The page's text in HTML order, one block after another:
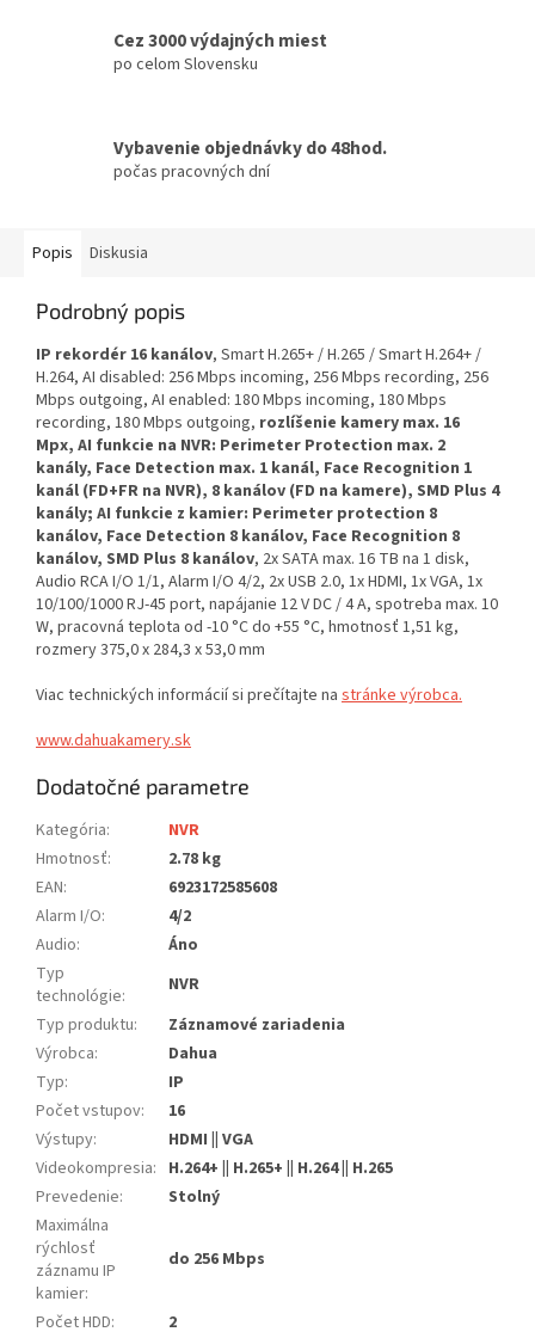
Cez 3000 výdajných miest
po celom Slovensku
Vybavenie objednávky do 48hod.
počas pracovných dní
Popis Diskusia
Podrobný popis
IP rekordér 16 kanálov, Smart H.265+ / H.265 / Smart H.264+ /
H.264, AI disabled: 256 Mbps incoming, 256 Mbps recording, 256
Mbps outgoing, AI enabled: 180 Mbps incoming, 180 Mbps
recording, 180 Mbps outgoing, rozlíšenie kamery max. 16
Mpx, AI funkcie na NVR: Perimeter Protection max. 2
kanály, Face Detection max. 1 kanál, Face Recognition 1
kanál (FD+FR na NVR), 8 kanálov (FD na kamere), SMD Plus 4
kanály; AI funkcie z kamier: Perimeter protection 8
kanálov, Face Detection 8 kanálov, Face Recognition 8
kanálov, SMD Plus 8 kanálov, 2x SATA max. 16 TB na 1 disk,
Audio RCA I/O 1/1, Alarm I/O 4/2, 2x USB 2.0, 1x HDMI, 1x VGA, 1x
10/100/1000 RJ-45 port, napájanie 12 V DC / 4 A, spotreba max. 10
W, pracovná teplota od -10 °C do +55 °C, hmotnosť 1,51 kg,
rozmery 375,0 x 284,3 x 53,0 mm
Viac technických informácií si prečítajte na stránke výrobca.
www.dahuakamery.sk
Dodatočné parametre
Kategória:
NVR
Hmotnosť:
2.78 kg
EAN:
6923172585608
Alarm I/O:
4/2
Audio:
Áno
Typ
technológie:
NVR
Typ produktu:
Záznamové zariadenia
Výrobca:
Dahua
Typ:
IP
Počet vstupov:
16
Výstupy:
HDMI || VGA
Videokompresia: H.264+ || H.265+ || H.264 || H.265
Prevedenie:
Stolný
Maximálna
rýchlosť
záznamu IP
kamier:
do 256 Mbps
Počet HDD:
2